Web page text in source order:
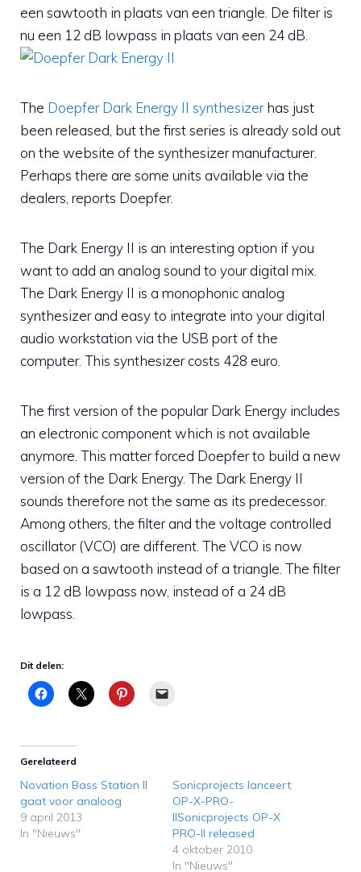
een sawtooth in plaats van een triangle. De filter is
nu een 12 dB lowpass in plaats van een 24 dB.
The Doepfer Dark Energy II synthesizerhas just
been released, but the first series is already sold out
on the website of the synthesizer manufacturer.
Perhaps there are some units available via the
dealers, reports Doepfer.
The Dark Energy II is an interesting option if you
want to add an analog sound to your digital mix.
The Dark Energy II is a monophonic analog
synthesizer and easy to integrate into your digital
audio workstation via the USB port of the
computer. This synthesizer costs 428 euro.
The first version of the popular Dark Energy includes
an electronic component which is not available
anymore. This matter forced Doepfer to build a new
version of the Dark Energy. The Dark Energy II
sounds therefore not the same as its predecessor.
Among others, the filter and the voltage controlled
oscillator (VCO) are different. The VCO is now
based on a sawtooth instead of a triangle. The filter
is a 12 dB lowpass now, instead of a 24 dB
lowpass.
Dit delen:
Gerelateerd
Novation Bass Station II
gaat voor analoog
9 april 2013
In "Nieuws"
Sonicprojects lanceert
OP-X-PRO-
IISonicprojects OP-X
PRO-II released
4 oktober 2010
In "Nieuws"